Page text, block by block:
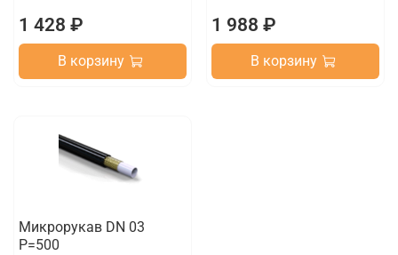
1 428 ₽
В корзину
1 988 ₽
В корзину
Микрорукав DN 03
P=500